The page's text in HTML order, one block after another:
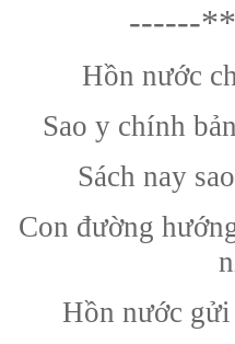
------
Hồn nước
Sao y chính
Sách nay
Con đường
Hồn nước